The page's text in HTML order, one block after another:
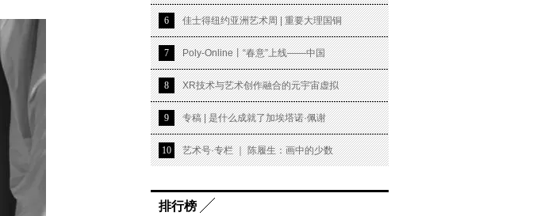
6 佳士得纽约亚洲艺术周 | 重要大理国铜
7 Poly-Online丨“春意”上线——中国
8 XR技术与艺术创作融合的元宇宙虚拟
9 专稿 | 是什么成就了加埃塔诺·佩谢
10 艺术号·专栏 ｜ 陈履生：画中的少数
排行榜